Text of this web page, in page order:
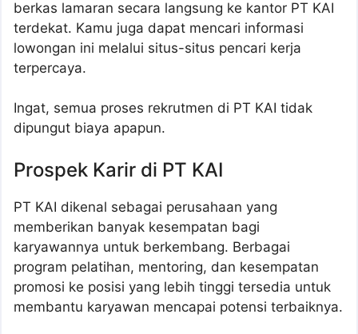
berkas lamaran secara langsung ke kantor PT KAI
terdekat. Kamu juga dapat mencari informasi
lowongan ini melalui situs-situs pencari kerja
terpercaya.
Ingat, semua proses rekrutmen di PT KAI tidak
dipungut biaya apapun.
Prospek Karir di PT KAI
PT KAI dikenal sebagai perusahaan yang
memberikan banyak kesempatan bagi
karyawannya untuk berkembang. Berbagai
program pelatihan, mentoring, dan kesempatan
promosi ke posisi yang lebih tinggi tersedia untuk
membantu karyawan mencapai potensi terbaiknya.